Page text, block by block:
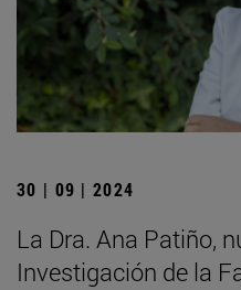
30 | 09 | 2024
La Dra. Ana Patiño,
Investigación de la